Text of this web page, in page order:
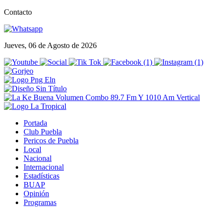
Contacto
Jueves, 06 de Agosto de 2026
Portada
Club Puebla
Pericos de Puebla
Local
Nacional
Internacional
Estadísticas
BUAP
Opinión
Programas